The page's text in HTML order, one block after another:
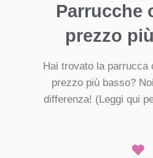
Parrucche
prezzo
Hai trovato la parrucca
prezzo più basso?
differenza! (Leggi qui